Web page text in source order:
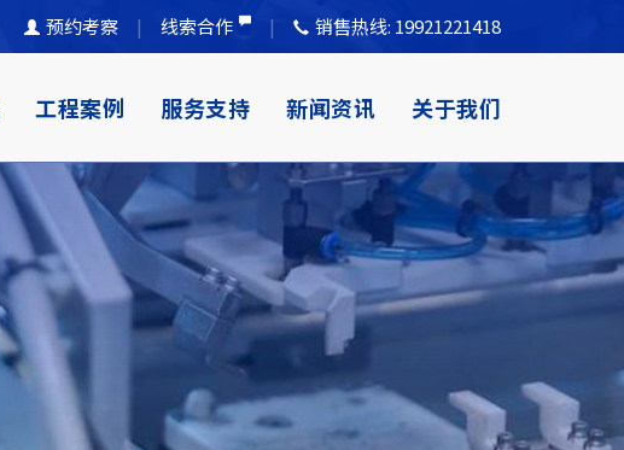
预约考察 线索合作 销售热线: 19921221418
工程案例 服务支持 新闻资讯 关于我们